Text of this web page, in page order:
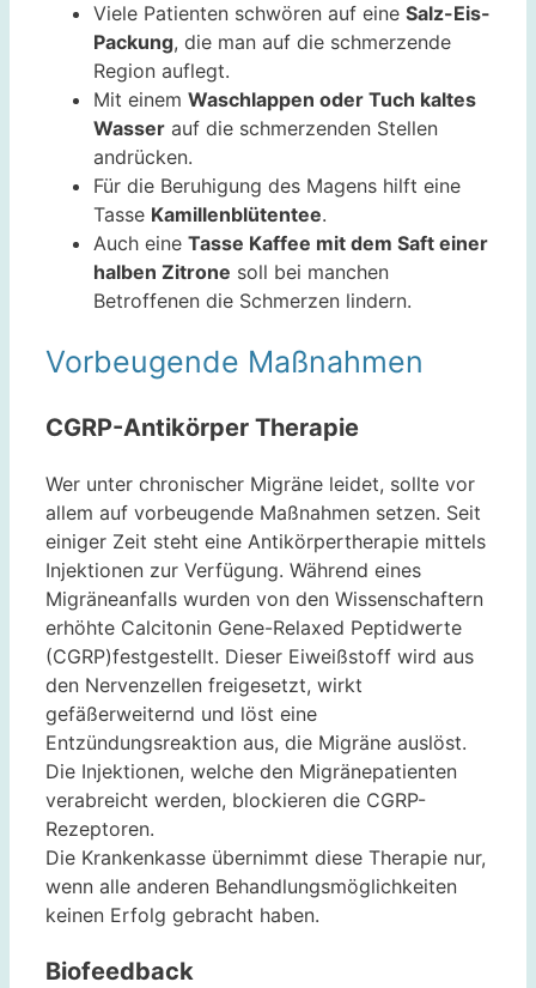
Viele Patienten schwören auf eine Salz-Eis-
Packung, die man auf die schmerzende
Region auflegt.
Mit einem Waschlappen oder Tuch kaltes
Wasser auf die schmerzenden Stellen
andrücken.
Für die Beruhigung des Magens hilft eine
Tasse Kamillenblütentee.
Auch eine Tasse Kaffee mit dem Saft einer
halben Zitrone soll bei manchen
Betroffenen die Schmerzen lindern.
Vorbeugende Maßnahmen
CGRP-Antikörper Therapie
Wer unter chronischer Migräne leidet, sollte vor
allem auf vorbeugende Maßnahmen setzen. Seit
einiger Zeit steht eine Antikörpertherapie mittels
Injektionen zur Verfügung. Während eines
Migräneanfalls wurden von den Wissenschaftern
erhöhte Calcitonin Gene-Relaxed Peptidwerte
(CGRP)festgestellt. Dieser Eiweißstoff wird aus
den Nervenzellen freigesetzt, wirkt
gefäßerweiternd und löst eine
Entzündungsreaktion aus, die Migräne auslöst.
Die Injektionen, welche den Migränepatienten
verabreicht werden, blockieren die CGRP-
Rezeptoren.
Die Krankenkasse übernimmt diese Therapie nur,
wenn alle anderen Behandlungsmöglichkeiten
keinen Erfolg gebracht haben.
Biofeedback